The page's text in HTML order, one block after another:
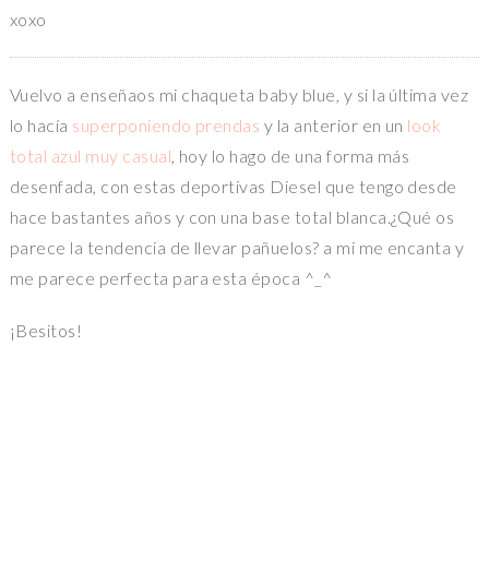
xoxo
Vuelvo a enseñaos mi chaqueta baby blue, y si la última vez
lo hacía superponiendo prendas y la anterior en un look
total azul muy casual, hoy lo hago de una forma más
desenfada, con estas deportivas Diesel que tengo desde
hace bastantes años y con una base total blanca.¿Qué os
parece la tendencia de llevar pañuelos? a mi me encanta y
me parece perfecta para esta época ^_^
¡Besitos!